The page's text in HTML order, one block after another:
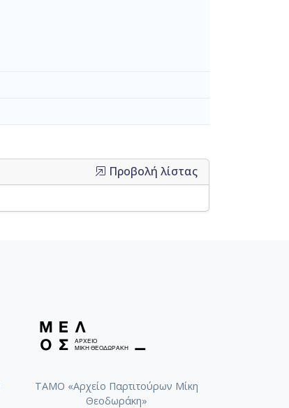
Προβολή λίστας
ΤΑΜΟ «Αρχείο Παρτιτούρων Μίκη
Θεοδωράκη»